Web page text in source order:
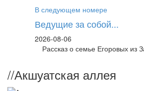
В следующем номере
Ведущие за собой...
2026-08-06
Рассказ о семье Егоровых из
//Акшуатская аллея